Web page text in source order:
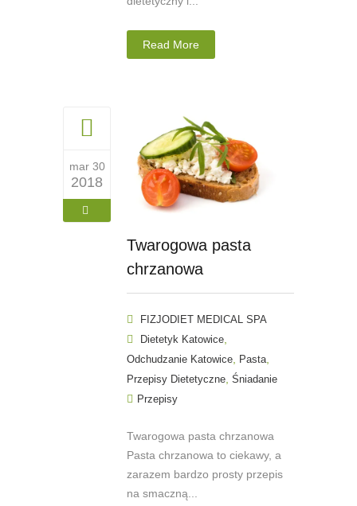
Read More
mar 30
2018
Twarogowa pasta
chrzanowa
FIZJODIET MEDICAL SPA
Dietetyk Katowice
Odchudzanie Katowice Pasta
Przepisy Dietetyczne Śniadanie
Przepisy
Twarogowa pasta chrzanowa
Pasta chrzanowa to ciekawy, a
zarazem bardzo prosty przepis
na smaczną...